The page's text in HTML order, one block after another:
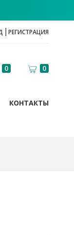
РЕГИСТРАЦИЯ
0 0
КОНТАКТЫ